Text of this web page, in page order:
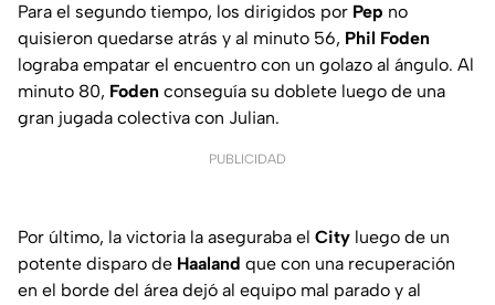
Para el segundo tiempo, los dirigidos por Pep no
quisieron quedarse atrás y al minuto 56, Phil Foden
lograba empatar el encuentro con un golazo al ángulo. Al
minuto 80, Foden conseguía su doblete luego de una
gran jugada colectiva con Julian.
PUBLICIDAD
Por último, la victoria la aseguraba el City luego de un
potente disparo de Haaland que con una recuperación
en el borde del área dejó al equipo mal parado y al